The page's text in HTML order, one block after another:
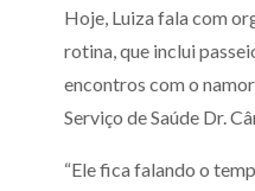
Hoje, Luiza fala com
rotina, que inclui
encontros com o
Serviço de Saúde Dr.
“Ele fica falando o